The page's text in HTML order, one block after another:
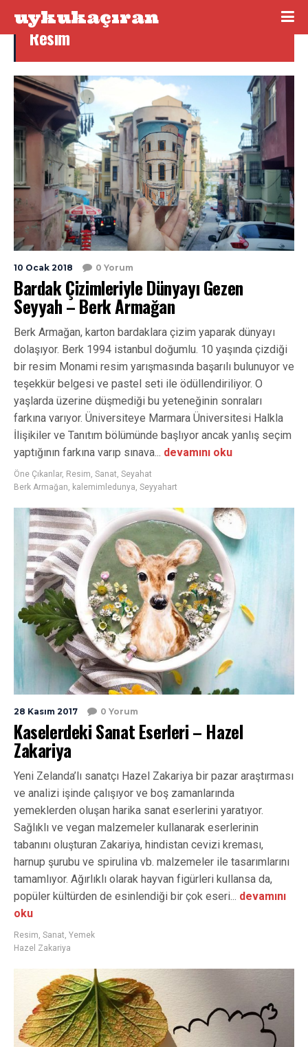
uykukaçıran
Resim
10 Ocak 2018 0 Yorum
Bardak Çizimleriyle Dünyayı Gezen
Seyyah – Berk Armağan
Berk Armağan, karton bardaklara çizim yaparak dünyayı
dolaşıyor. Berk 1994 istanbul doğumlu. 10 yaşında çizdiği
bir resim Monami resim yarışmasında başarılı bulunuyor ve
teşekkür belgesi ve pastel seti ile ödüllendiriliyor. O
yaşlarda üzerine düşmediği bu yeteneğinin sonraları
farkına varıyor. Üniversiteye Marmara Üniversitesi Halkla
İlişikiler ve Tanıtım bölümünde başlıyor ancak yanlış seçim
yaptığının farkına varıp sınava... devamını oku
Öne Çıkanlar, Resim, Sanat, Seyahat
Berk Armağan, kalemimledunya, Seyyahart
28 Kasım 2017 0 Yorum
Kaselerdeki Sanat Eserleri – Hazel
Zakariya
Yeni Zelanda’lı sanatçı Hazel Zakariya bir pazar araştırması
ve analizi işinde çalışıyor ve boş zamanlarında
yemeklerden oluşan harika sanat eserlerini yaratıyor.
Sağlıklı ve vegan malzemeler kullanarak eserlerinin
tabanını oluşturan Zakariya, hindistan cevizi kreması,
harnup şurubu ve spirulina vb. malzemeler ile tasarımlarını
tamamlıyor. Ağırlıklı olarak hayvan figürleri kullansa da,
popüler kültürden de esinlendiği bir çok eseri... devamını
oku
Resim Sanat Yemek
Hazel Zakariya